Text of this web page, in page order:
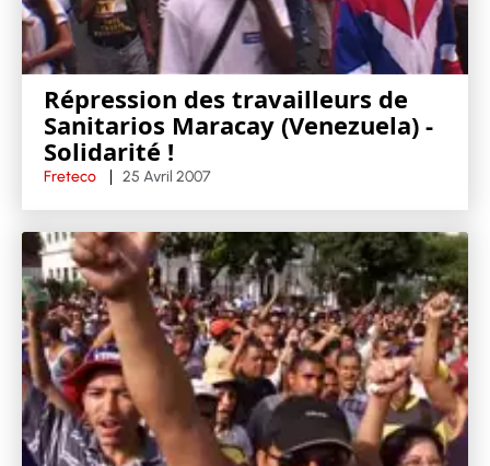
Répression des travailleurs de
Sanitarios Maracay (Venezuela) -
Solidarité !
Freteco 25 Avril 2007